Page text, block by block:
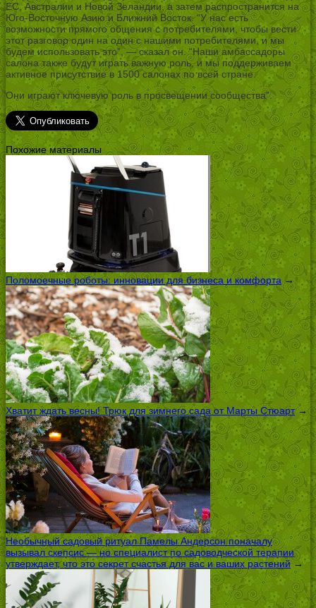
ЕС, Австралии и Новой Зеландии, а затем распространится на
Юго-Восточную Азию и Ближний Восток. “У нас есть
возможности прямого общения с потребителями, чтобы вести
этот разговор один на один с нашими потребителями, и мы
будем использовать это”, — сказал он. “Наши амбассадоры
салона также будут играть важную роль, и мы поддерживаем
активное присутствие в 1500 салонах по всей стране.
Они играют ключевую роль в просвещении сообщества”.
Похожие материалы
Поломоечные роботы: инновации для бизнеса и комфорта →
Хватит ждать весны! Трюк для зимнего сада от Марты Стюарт→
Необычный садовый ритуал Памелы Андерсон поначалу
вызывал скепсис — но специалист по садоводческой терапии
утверждает, что это секрет счастья для вас и ваших растений →